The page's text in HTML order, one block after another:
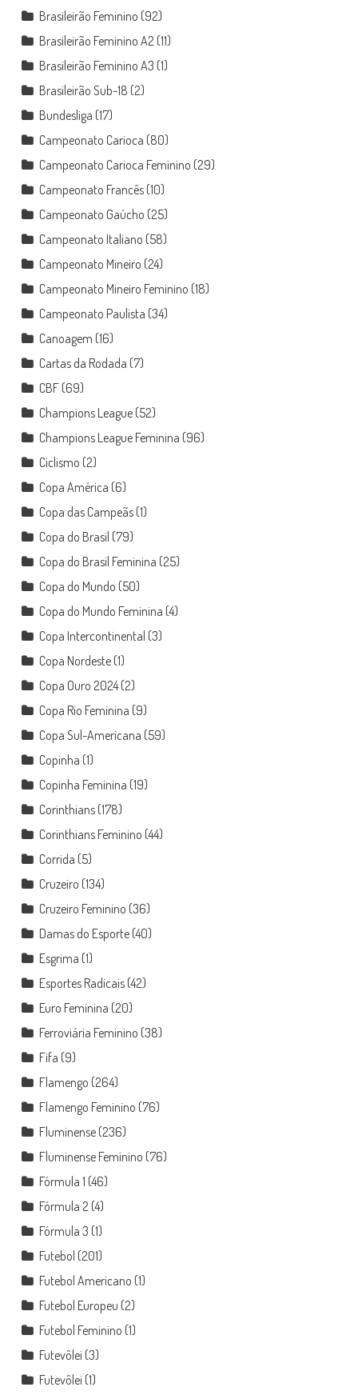
Brasileirão Feminino (92)
Brasileirão Feminino A2(11)
Brasileirão Feminino A3 (1)
Brasileirão Sub-18 (2)
Bundesliga (17)
Campeonato Carioca (80)
Campeonato Carioca Feminino (29)
Campeonato Francês(10)
Campeonato Gaúcho (25)
Campeonato Italiano (58)
Campeonato Mineiro (24)
Campeonato Mineiro Feminino (18)
Campeonato Paulista (34)
Canoagem (16)
Cartas da Rodada (7)
CBF(69)
Champions League(52)
Champions League Feminina (96)
Ciclismo (2)
Copa América (6)
Copa das Campeãs(1)
Copa do Brasil (79)
Copa do Brasil Feminina (25)
Copa do Mundo (50)
Copa do Mundo Feminina (4)
Copa Intercontinental (3)
Copa Nordeste(1)
Copa Ouro 2024(2)
Copa Rio Feminina (9)
Copa Sul-Americana (59)
Copinha (1)
Copinha Feminina (19)
Corinthians(178)
Corinthians Feminino (44)
Corrida (5)
Cruzeiro (134)
Cruzeiro Feminino (36)
Damas do Esporte(40)
Esgrima (1)
Esportes Radicais(42)
Euro Feminina (20)
Ferroviária Feminino (38)
Fifa (9)
Flamengo (264)
Flamengo Feminino (76)
Fluminense(236)
Fluminense Feminino (76)
Fórmula 1 (46)
Fórmula 2(4)
Fórmula 3 (1)
Futebol (201)
Futebol Americano (1)
Futebol Europeu (2)
Futebol Feminino (1)
Futevôlei (3)
Futevôlei (1)